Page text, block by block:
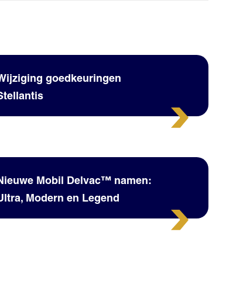
goedkeuringen
Mobil Delvac™ namen:
Modern en Legend